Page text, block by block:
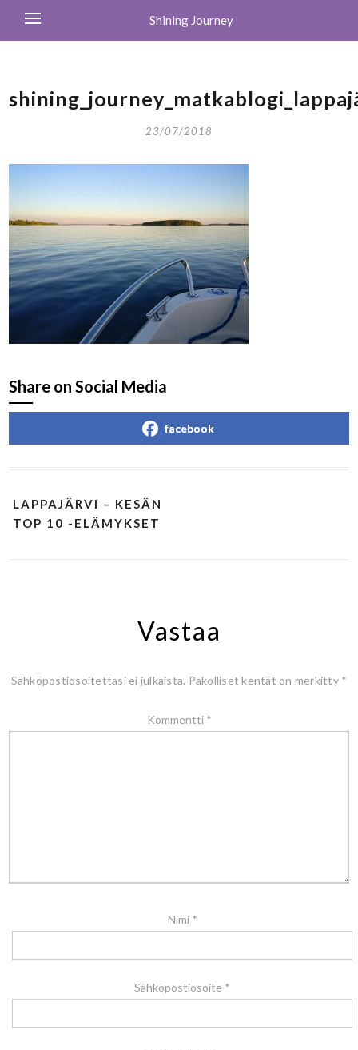
Shining Journey
23/07/2018
Share on Social Media
facebook
LAPPAJÄRVI – KESÄN
TOP 10 -ELÄMYKSET
Vastaa
Sähköpostiosoitettasi ei julkaista. Pakolliset kentät on merkitty *
Kommentti *
Nimi *
Sähköpostiosoite *